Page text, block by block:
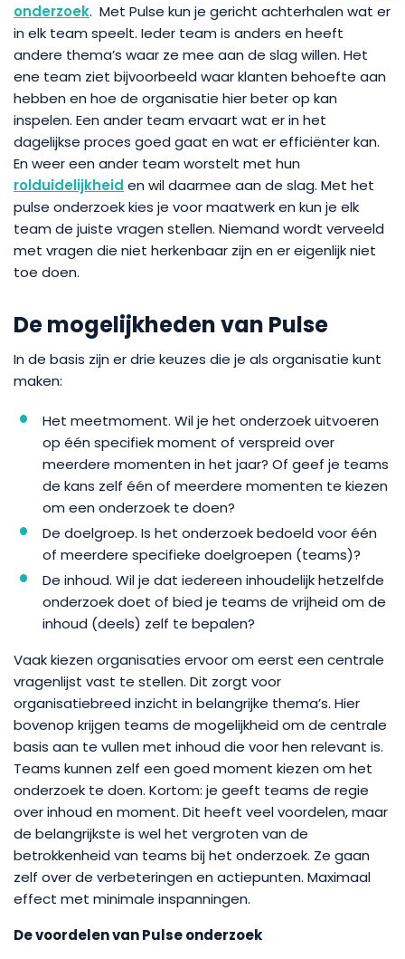
onderzoek. Met Pulse kun je gericht achterhalen wat er
in elk team speelt. Ieder team is anders en heeft
andere thema’s waar ze mee aan de slag willen. Het
ene team ziet bijvoorbeeld waar klanten behoefte aan
hebben en hoe de organisatie hier beter op kan
inspelen. Een ander team ervaart wat er in het
dagelijkse proces goed gaat en wat er efficiënter kan.
En weer een ander team worstelt met hun
rolduidelijkheid en wil daarmee aan de slag. Met het
pulse onderzoek kies je voor maatwerk en kun je elk
team de juiste vragen stellen. Niemand wordt verveeld
met vragen die niet herkenbaar zijn en er eigenlijk niet
toe doen.
De mogelijkheden van Pulse
In de basis zijn er drie keuzes die je als organisatie kunt
maken:
Het meetmoment. Wil je het onderzoek uitvoeren
op één specifiek moment of verspreid over
meerdere momenten in het jaar? Of geef je teams
de kans zelf één of meerdere momenten te kiezen
om een onderzoek te doen?
De doelgroep. Is het onderzoek bedoeld voor één
of meerdere specifieke doelgroepen (teams)?
De inhoud. Wil je dat iedereen inhoudelijk hetzelfde
onderzoek doet of bied je teams de vrijheid om de
inhoud (deels) zelf te bepalen?
Vaak kiezen organisaties ervoor om eerst een centrale
vragenlijst vast te stellen. Dit zorgt voor
organisatiebreed inzicht in belangrijke thema’s. Hier
bovenop krijgen teams de mogelijkheid om de centrale
basis aan te vullen met inhoud die voor hen relevant is.
Teams kunnen zelf een goed moment kiezen om het
onderzoek te doen. Kortom: je geeft teams de regie
over inhoud en moment. Dit heeft veel voordelen, maar
de belangrijkste is wel het vergroten van de
betrokkenheid van teams bij het onderzoek. Ze gaan
zelf over de verbeteringen en actiepunten. Maximaal
effect met minimale inspanningen.
De voordelen van Pulse onderzoek